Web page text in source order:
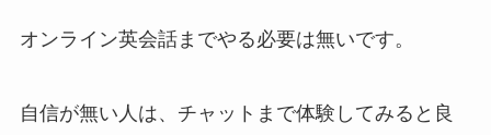
オンライン英会話までやる必要は無いです。
自信が無い人は、チャットまで体験してみると良